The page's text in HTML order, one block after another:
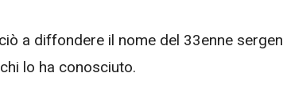
a diffondere il nome del 33enne
lo ha conosciuto.